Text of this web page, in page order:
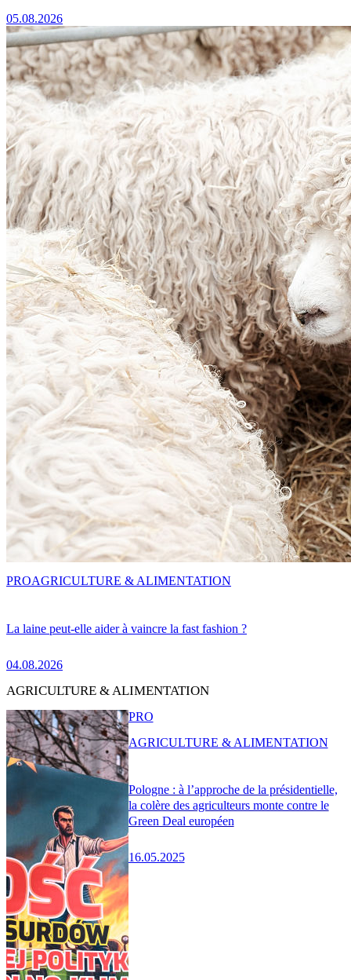
05.08.2026
La laine peut-elle aider à vaincre la fast fashion ?
04.08.2026
PROAGRICULTURE & ALIMENTATION
AGRICULTURE & ALIMENTATION
Pologne : à l’approche de la présidentielle,
la colère des agriculteurs monte contre le
Green Deal européen
16.05.2025
PRO
AGRICULTURE & ALIMENTATION